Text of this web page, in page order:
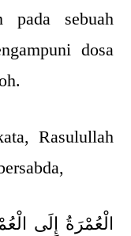
pada sebuah
dosa
Rasulullah
الْعُمْرَةُ إِلَى